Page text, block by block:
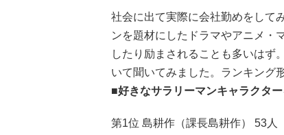
社会に出て実際に会社勤めをして
ンを題材にしたドラマやアニメ・
したり励まされることも多いはず
いて聞いてみました。ランキング
■好きなサラリーマンキャラクタ
第1位 島耕作（課長島耕作） 53人